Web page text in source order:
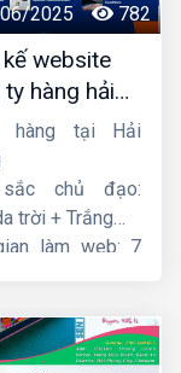
2025 782
website
ty hàng hải
hàng tại Hải
chủ đạo:
trời + Trắng
làm web: 7